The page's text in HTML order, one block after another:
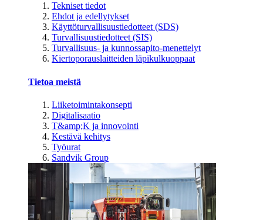
Tekniset tiedot
Ehdot ja edellytykset
Käyttöturvallisuustiedotteet (SDS)
Turvallisuustiedotteet (SIS)
Turvallisuus- ja kunnossapito-menettelyt
Kiertoporauslaitteiden läpikulkuoppaat
Tietoa meistä
Liiketoimintakonsepti
Digitalisaatio
T&amp;K ja innovointi
Kestävä kehitys
Työurat
Sandvik Group